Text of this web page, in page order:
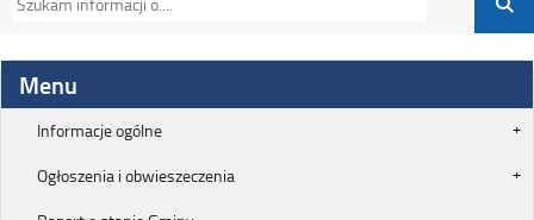
Menu
Informacje ogólne
Ogłoszenia i obwieszeczenia